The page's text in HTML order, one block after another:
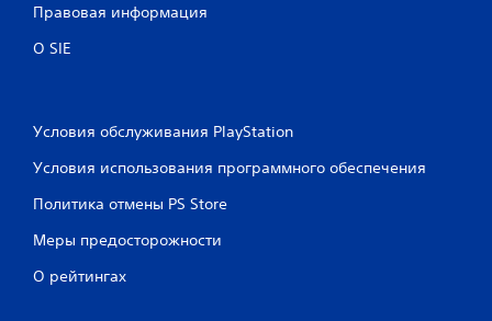
Правовая информация
О SIE
Условия обслуживания PlayStation
Условия использования программного обеспечения
Политика отмены PS Store
Меры предосторожности
О рейтингах